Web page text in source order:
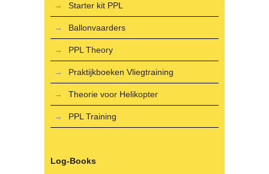
Starter kit PPL
Ballonvaarders
PPL Theory
Praktijkboeken Vliegtraining
Theorie voor Helikopter
PPL Training
Log-Books